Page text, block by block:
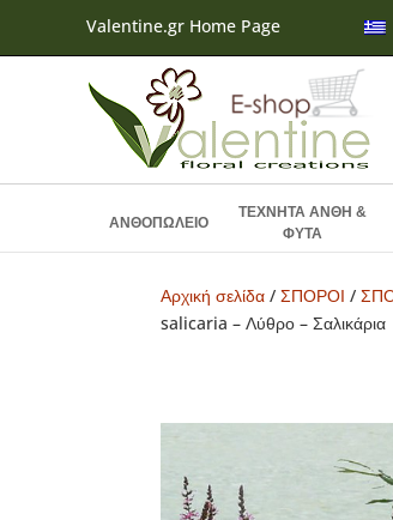
Valentine.gr Home Page
ΑΝΘΟΠΩΛΕΙΟ
ΤΕΧΝΗΤΑ ΑΝΘΗ &
ΦΥΤΑ
Αρχική σελίδα /ΣΠΟΡΟΙ /
salicaria – Λύθρο – Σαλικάρια